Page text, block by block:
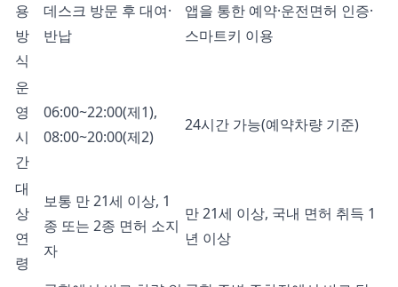
용
방
식
데스크 방문 후 대여·
반납
앱을 통한 예약·운전면허 인증·
스마트키 이용
운
영
시
간
06:00~22:00(제1),
08:00~20:00(제2)
24시간 가능(예약차량 기준)
대
상
연
령
보통 만 21세 이상, 1
종 또는 2종 면허 소지
자
만 21세 이상, 국내 면허 취득 1
년 이상